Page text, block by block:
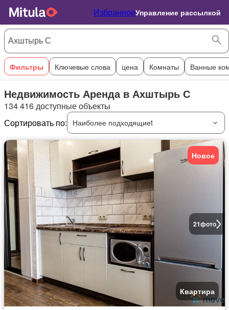
ИзбранноеУправление рассылкой
Фильтры Ключевые слова цена Комнаты Ванные
Недвижимость Аренда в Ахштырь С
134 416 доступные объекты
Сортировать по:
Наиболее подходящиеt
21фото
Новое
Квартира